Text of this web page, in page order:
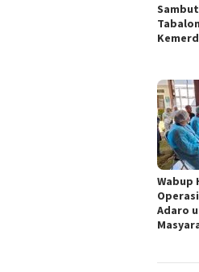
Sambut
Wabup
Adaro